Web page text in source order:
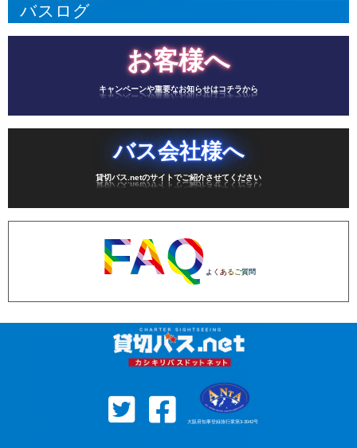
バスログ
お客様へ
キャンペーンや重要なお知らせはコチラから
バス会社様へ
貸切バス.netのサイトでご紹介させてください
FAQ よくあるご質問
大阪府知事登録旅行業第3-3042号